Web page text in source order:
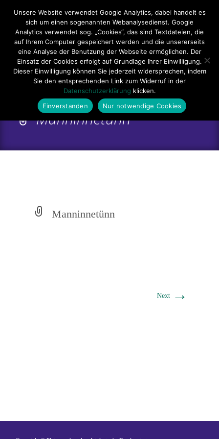
Impressum Datenschutzerklärung
Teilnahmebedingungen
Sitemap
Kontakt
Manninnetünn
Manninnetünn
Next →
Hauptmenü
Unsere Website verwendet Google Analytics, dabei handelt es
sich um einen sogenannten Webanalysedienst. Google
Analytics verwendet sog. „Cookies“, das sind Textdateien, die
auf Ihrem Computer gespeichert werden und die unsererseits
eine Analyse der Benutzung der Webseite ermöglichen. Der
Einsatz der Cookies erfolgt auf Grundlage Ihrer Einwilligung.
Dieser Einwilligung können Sie jederzeit widersprechen, indem
Sie den entsprechenden Link zum Widerruf in der
Datenschutzerklärung klicken.
Einverstanden
Nur notwendige Cookies